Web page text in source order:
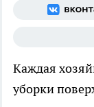
Каждая
уборки